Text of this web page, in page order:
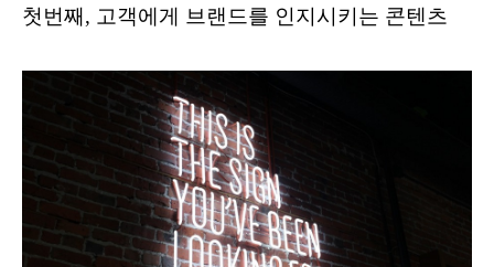
첫번째, 고객에게 브랜드를 인지시키는 콘텐츠